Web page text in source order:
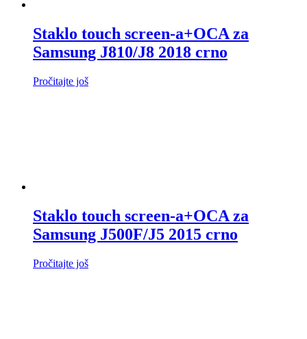
Staklo touch screen-a+OCA za
Samsung J810/J8 2018 crno
Pročitajte još
Staklo touch screen-a+OCA za
Samsung J500F/J5 2015 crno
Pročitajte još